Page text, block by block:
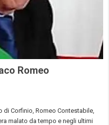
Romeo
di Corfinio, Romeo Contestabile,
malato da tempo e negli ultimi